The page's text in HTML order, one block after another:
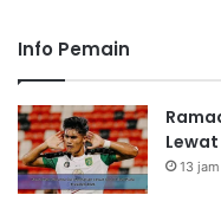
Info Pemain
13